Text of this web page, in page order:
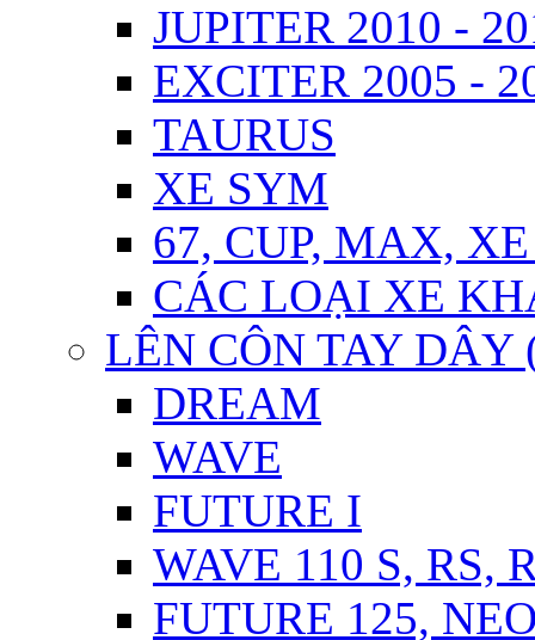
JUPITER 2010 -
EXCITER 2005 -
TAURUS
XE SYM
67, CUP, MAX,
CÁC LOẠI XE
LÊN CÔN TAY
DREAM
WAVE
FUTURE I
WAVE 110 S, RS,
FUTURE 125,